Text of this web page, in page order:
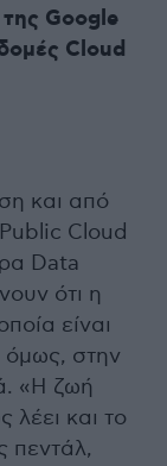
Google
Cloud
και από
Cloud
Data
ότι η
είναι
στην
«Η ζωή
λέει και το
πεντάλ,